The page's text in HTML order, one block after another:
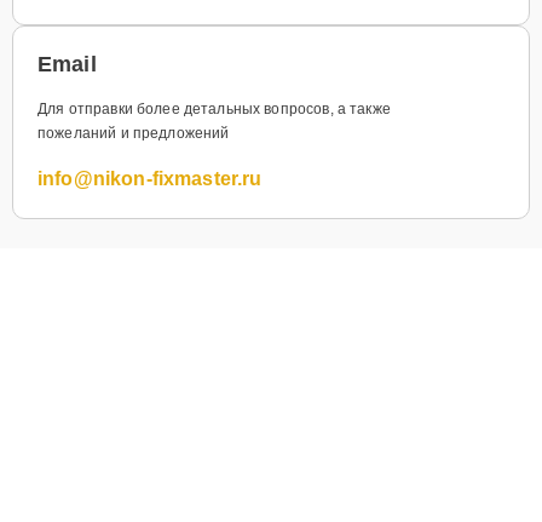
Email
Для отправки более детальных вопросов, а также
пожеланий и предложений
info@nikon-fixmaster.ru